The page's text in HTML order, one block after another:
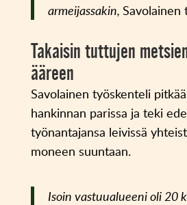
armeijassakin, Savolainen
Takaisin tuttujen
ääreen
Savolainen työskenteli
hankinnan parissa ja teki
työnantajansa leivissä
moneen suuntaan.
Isoin vastuualueeni oli 20